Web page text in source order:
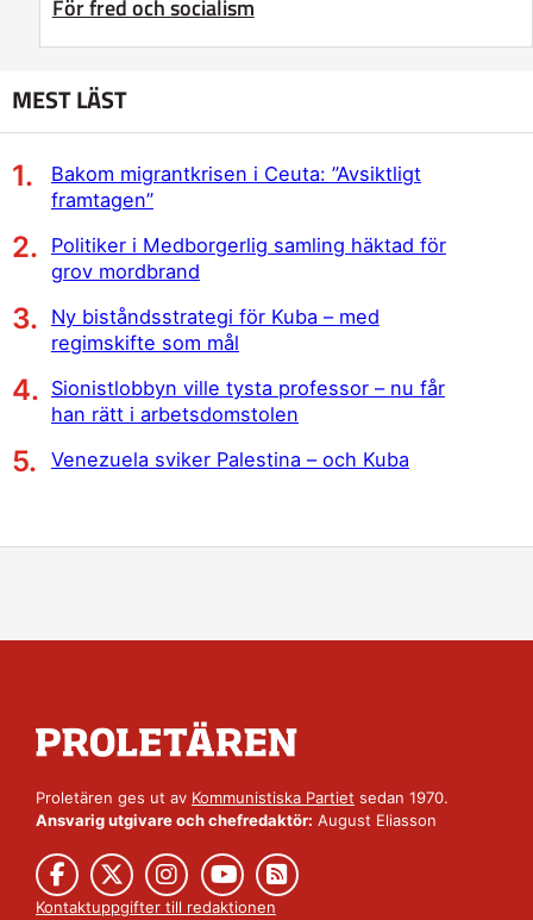
För fred och socialism
MEST LÄST
Bakom migrantkrisen i Ceuta: ”Avsiktligt
framtagen”
Politiker i Medborgerlig samling häktad för
grov mordbrand
Ny biståndsstrategi för Kuba – med
regimskifte som mål
Sionistlobbyn ville tysta professor – nu får
han rätt i arbetsdomstolen
Venezuela sviker Palestina – och Kuba
Proletären ges ut av Kommunistiska Partiet sedan 1970.
Ansvarig utgivare och chefredaktör: August Eliasson
Kontaktuppgifter till redaktionen